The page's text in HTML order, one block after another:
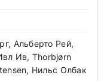
Альберто Рей,
Ив, Thorbjørn
Нильс Олбак